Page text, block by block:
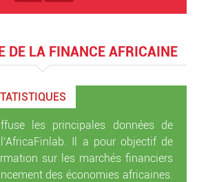
DE LA FINANCE AFRICAINE
les principales données de
l’AfricaFinlab. Il a pour objectif de
sur les marchés financiers
des économies africaines.